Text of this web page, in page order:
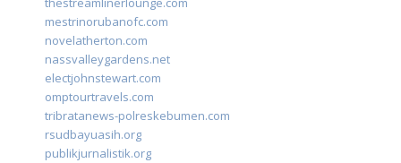
mestrinorubanofc.com
novelatherton.com
nassvalleygardens.net
electjohnstewart.com
omptourtravels.com
tribratanews-polreskebumen.com
rsudbayuasih.org
publikjurnalistik.org